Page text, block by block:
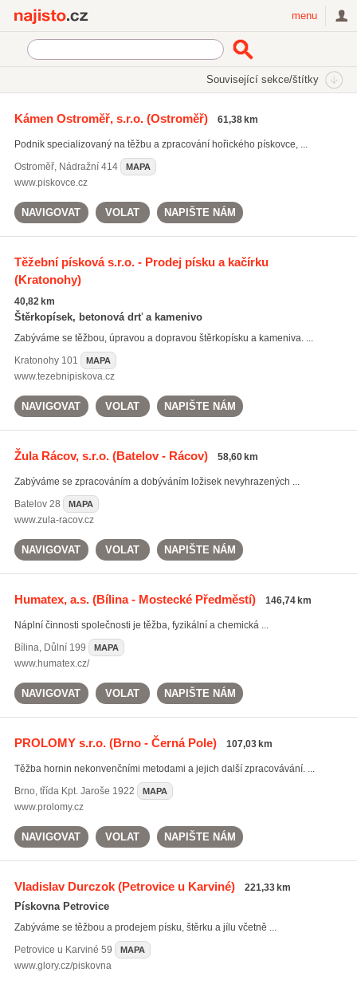
menu
Související sekce/štítky
těžba kamene(49)
kamenné drtě(154)
Kámen Ostroměř, s.r.o.(Ostroměř) 61,38 km
Podnik specializovaný na těžbu a zpracování hořického pískovce, ...
Ostroměř, Nádražní 414 MAPA
www.piskovce.cz
NAVIGOVAT VOLAT NAPIŠTE NÁM
Těžební písková s.r.o. - Prodej písku a kačírku
(Kratonohy)
40,82 km
Štěrkopísek, betonová drť a kamenivo
Zabýváme se těžbou, úpravou a dopravou štěrkopísku a kameniva. ...
Kratonohy101 MAPA
www.tezebnipiskova.cz
NAVIGOVAT VOLAT NAPIŠTE NÁM
Žula Rácov, s.r.o.(Batelov - Rácov) 58,60 km
Zabýváme se zpracováním a dobýváním ložisek nevyhrazených ...
Batelov28 MAPA
www.zula-racov.cz
NAVIGOVAT VOLAT NAPIŠTE NÁM
Humatex, a.s.(Bílina - Mostecké Předměstí) 146,74 km
Náplní činnosti společnosti je těžba, fyzikální a chemická ...
Bílina, Důlní 199 MAPA
www.humatex.cz/
NAVIGOVAT VOLAT NAPIŠTE NÁM
PROLOMY s.r.o.(Brno - Černá Pole) 107,03 km
Těžba hornin nekonvenčními metodami a jejich další zpracovávání. ...
Brno, třída Kpt. Jaroše 1922 MAPA
www.prolomy.cz
NAVIGOVAT VOLAT NAPIŠTE NÁM
Vladislav Durczok(Petrovice u Karviné) 221,33 km
Pískovna Petrovice
Zabýváme se těžbou a prodejem písku, štěrku a jílu včetně ...
Petrovice u Karviné 59 MAPA
www.glory.cz/piskovna